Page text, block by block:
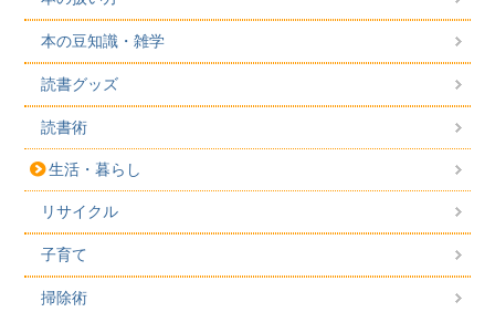
本の豆知識・雑学
読書グッズ
読書術
生活・暮らし
リサイクル
子育て
掃除術